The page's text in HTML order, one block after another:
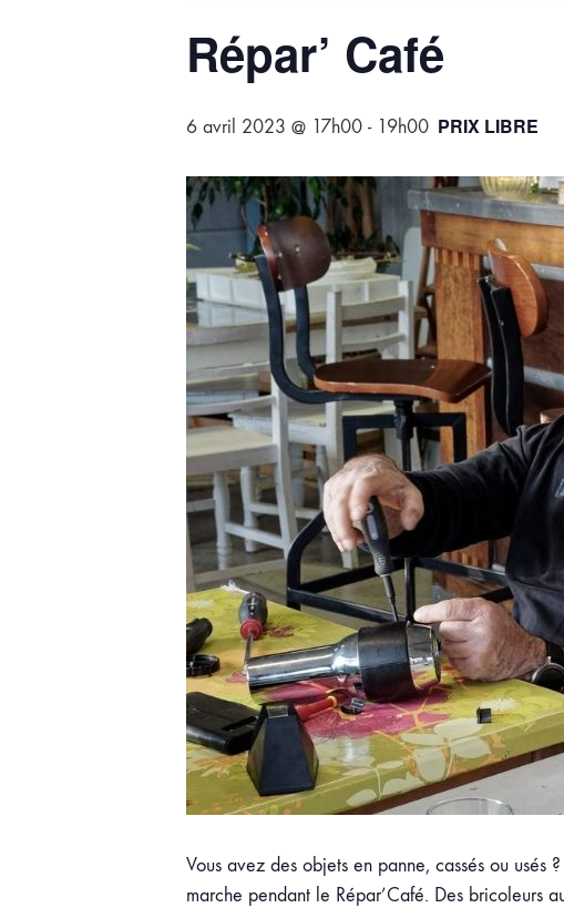
Répar’ Café
6 avril 2023 @ 17h00 - 19h00 PRIX LIBRE
Vous avez des objets en panne, cassés ou
marche pendant le Répar’Café. Des bricoleurs